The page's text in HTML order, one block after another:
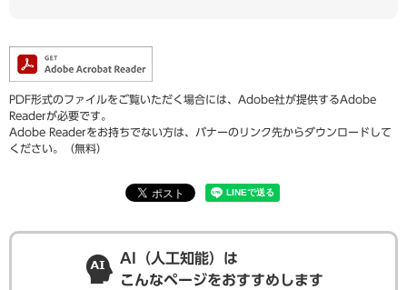
PDF形式のファイルをご覧いただく場合には、Adobe社が提供するAdobe
Readerが必要です。
Adobe Readerをお持ちでない方は、バナーのリンク先からダウンロードして
ください。（無料）
AI（人工知能）は
こんなページをおすすめします